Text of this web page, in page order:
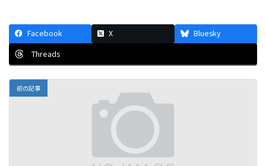
Facebook X
Bluesky
Threads
前の記事